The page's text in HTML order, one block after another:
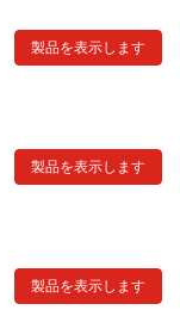
製品を表示します
製品を表示します
製品を表示します